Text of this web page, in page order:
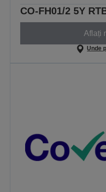
CO-FH01/2 5Y
Aflați
Unde